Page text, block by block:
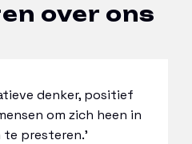
over ons
denker, positief
om zich heen in
presteren.’